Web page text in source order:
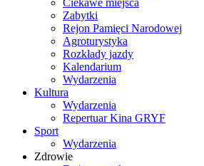
Zabytki
Rejon Pamięci Narodowej
Agroturystyka
Rozkłady jazdy
Kalendarium
Wydarzenia
Kultura
Wydarzenia
Repertuar Kina GRYF
Sport
Wydarzenia
Zdrowie